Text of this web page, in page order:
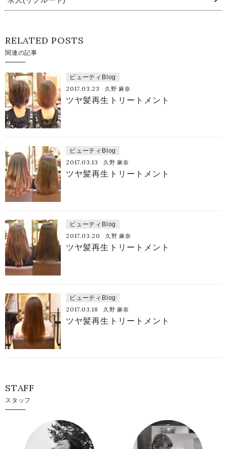
RELATED POSTS
関連の記事
ビューティBlog
2017.03.23 久野 麻奈
ツヤ髪再生トリートメント
ビューティBlog
2017.03.13 久野 麻奈
ツヤ髪再生トリートメント
ビューティBlog
2017.03.20 久野 麻奈
ツヤ髪再生トリートメント
ビューティBlog
2017.03.18 久野 麻奈
ツヤ髪再生トリートメント
STAFF
スタッフ